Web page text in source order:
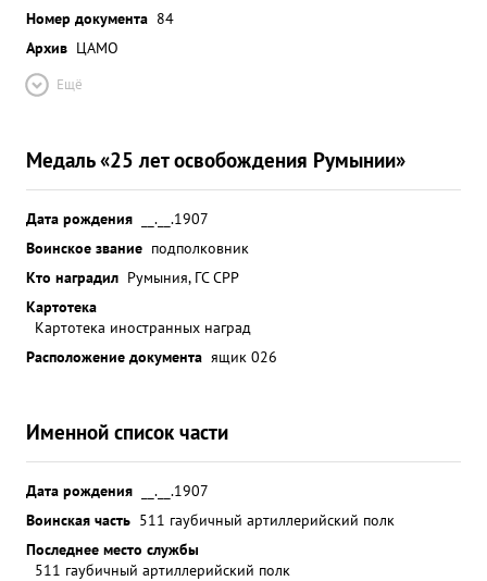
Номер документа 84
Архив ЦАМО
Ещё
Медаль «25 лет освобождения Румынии»
Дата рождения
__.__.1907
Воинское звание подполковник
Кто наградил Румыния, ГС СРР
Картотека
Картотека иностранных наград
Расположение документа ящик 026
Именной список части
Дата рождения
__.__.1907
Воинская часть 511 гаубичный артиллерийский полк
Последнее место службы
511 гаубичный артиллерийский полк